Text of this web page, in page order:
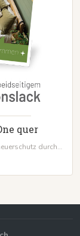
quer
durch